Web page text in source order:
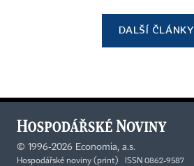
DALŠÍ ČLÁNKY
© 1996-2026 Economia, a.s.
Hospodářské noviny (print) ISSN 0862-9587